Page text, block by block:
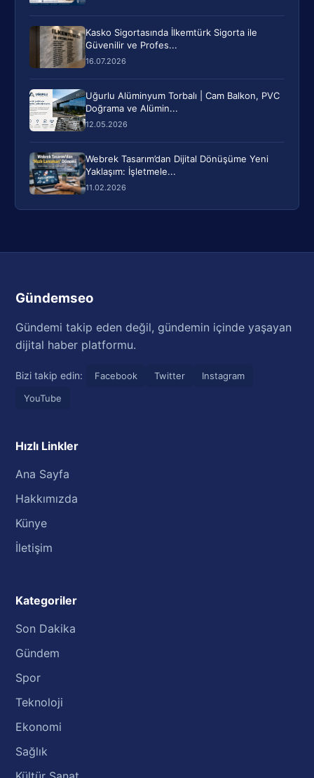
Kasko Sigortasında İlkemtürk Sigorta ile
Güvenilir ve Profes...
16.07.2026
Uğurlu Alüminyum Torbalı | Cam Balkon, PVC
Doğrama ve Alümin...
12.05.2026
Webrek Tasarım’dan Dijital Dönüşüme Yeni
Yaklaşım: İşletmele...
11.02.2026
Gündemseo
Gündemi takip eden değil, gündemin içinde yaşayan
dijital haber platformu.
Bizi takip edin: Facebook Twitter
Instagram
YouTube
Hızlı Linkler
Ana Sayfa
Hakkımızda
Künye
İletişim
Kategoriler
Son Dakika
Gündem
Spor
Teknoloji
Ekonomi
Sağlık